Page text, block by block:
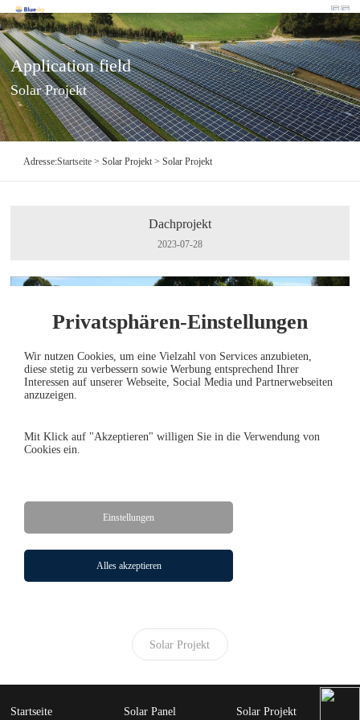
Privatsphären-Einstellungen
Wir nutzen Cookies, um eine Vielzahl von Services anzubieten,
diese stetig zu verbessern sowie Werbung entsprechend Ihrer
Interessen auf unserer Webseite, Social Media und Partnerwebseiten
anzuzeigen.
Mit Klick auf "Akzeptieren" willigen Sie in die Verwendung von
Cookies ein.
Einstellungen
Alles akzeptieren
Application field
Solar Projekt
Adresse:Startseite > Solar Projekt > Solar Projekt
Dachprojekt
2023-07-28
Dachprojekt→
Solar Projekt
Startseite Solar Panel Solar Projekt